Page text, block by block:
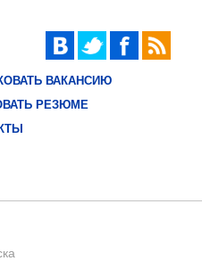
ВАКАНСИЮ
РЕЗЮМЕ